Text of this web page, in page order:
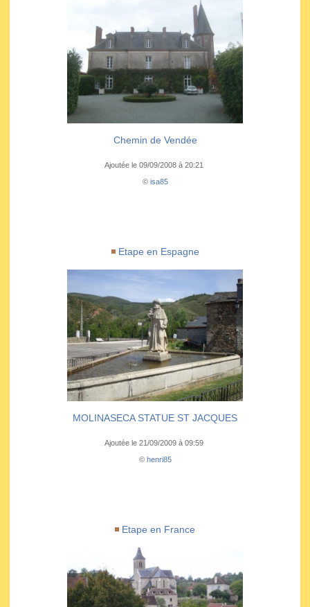
Chemin de Vendée
Ajoutée le 09/09/2008 à 20:21
© isa85
Etape en Espagne
MOLINASECA STATUE ST JACQUES
Ajoutée le 21/09/2009 à 09:59
© henri85
Etape en France